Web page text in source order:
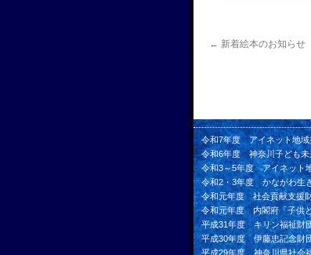
← 新着絵本のお知ら
令和7年度 アイネット地域
令和6年度 神奈川子ども未
令和3～5年度 アイネット
令和2・3年度 かながわ生
令和元年度 社会貢献支援
令和元年度 内閣府「子供
平成31年度 キリン福祉財
平成30年度 伊藤忠記念財
平成29年度 神奈川県社会